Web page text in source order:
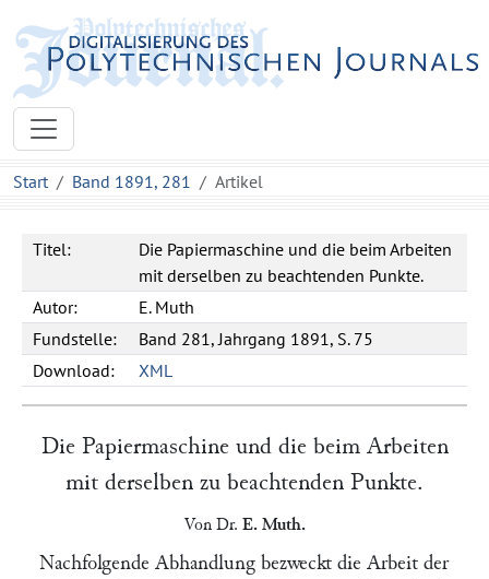
Start Band 1891, 281 Artikel
Titel:
Die Papiermaschine und die beim Arbeiten
mit derselben zu beachtenden Punkte.
Autor:
E. Muth
Fundstelle:
Band 281, Jahrgang 1891, S. 75
Download:
XML
Die Papiermaschine und die beim Arbeiten
mit derselben zu beachtenden Punkte.
Von Dr. E. Muth.
Nachfolgende Abhandlung bezweckt die Arbeit der